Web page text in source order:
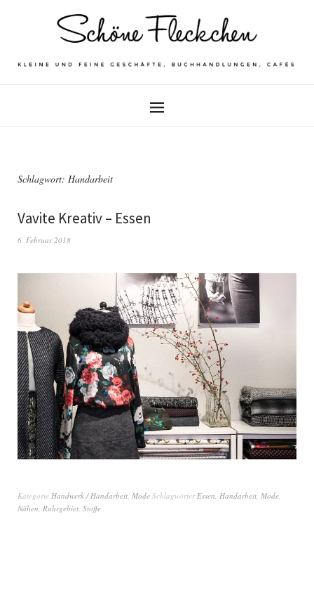
Schlagwort: Handarbeit
Vavite Kreativ – Essen
6. Februar 2018
Kategorie Handwerk / Handarbeit, Mode SchlagwörterEssen, Handarbeit, Mode,
Nähen, Ruhrgebiet, Stoffe